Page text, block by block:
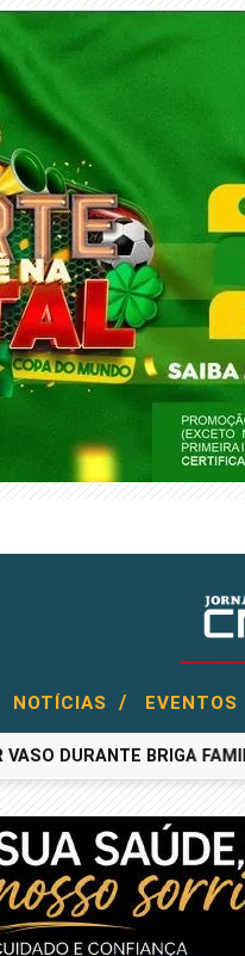
NOTÍCIAS / EVENTOS
DURANTE BRIGA FAMILIAR